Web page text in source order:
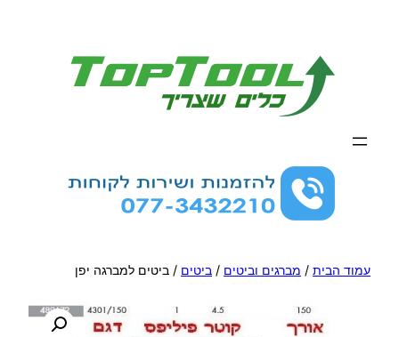
עמוד הבית / מברגים וביטים / ביטים / ביטים למברגה יפן